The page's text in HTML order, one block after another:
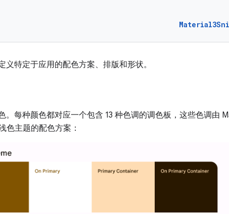
特定于应用的配色方案、排版和形状。
。每种颜色都对应一个包含 13 种色调的调色板，这些色调由
色主题的配色方案：